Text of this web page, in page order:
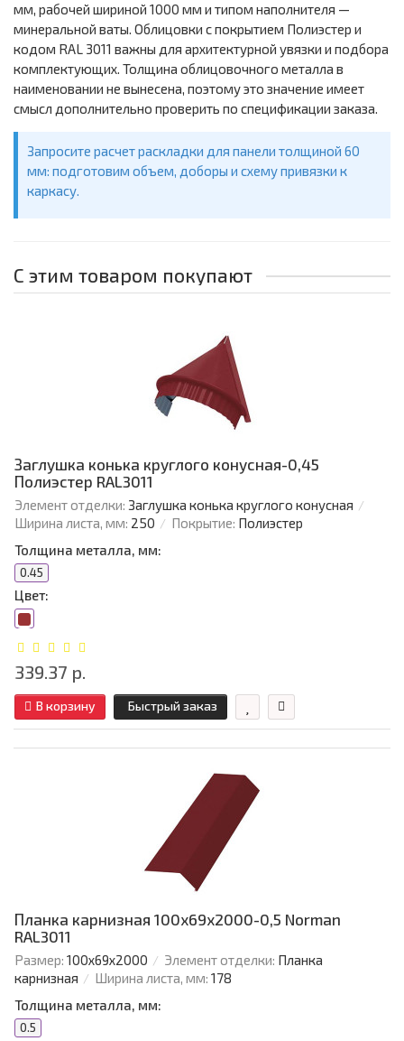
мм, рабочей шириной 1000 мм и типом наполнителя —
минеральной ваты. Облицовки с покрытием Полиэстер и
кодом RAL 3011 важны для архитектурной увязки и подбора
комплектующих. Толщина облицовочного металла в
наименовании не вынесена, поэтому это значение имеет
смысл дополнительно проверить по спецификации заказа.
Запросите расчет раскладки для панели толщиной 60
мм: подготовим объем, доборы и схему привязки к
каркасу.
С этим товаром покупают
Заглушка конька круглого конусная-0,45
Полиэстер RAL3011
Элемент отделки: Заглушка конька круглого конусная
Ширина листа, мм: 250 Покрытие: Полиэстер
Толщина металла, мм:
0.45
Цвет:
339.37 р.
В корзину Быстрый заказ
Планка карнизная 100х69х2000-0,5 Norman
RAL3011
Размер: 100х69х2000 Элемент отделки: Планка
карнизная
Ширина листа, мм: 178
Толщина металла, мм:
0.5